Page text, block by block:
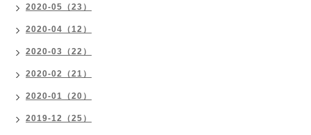
2020-05（23）
2020-04（12）
2020-03（22）
2020-02（21）
2020-01（20）
2019-12（25）